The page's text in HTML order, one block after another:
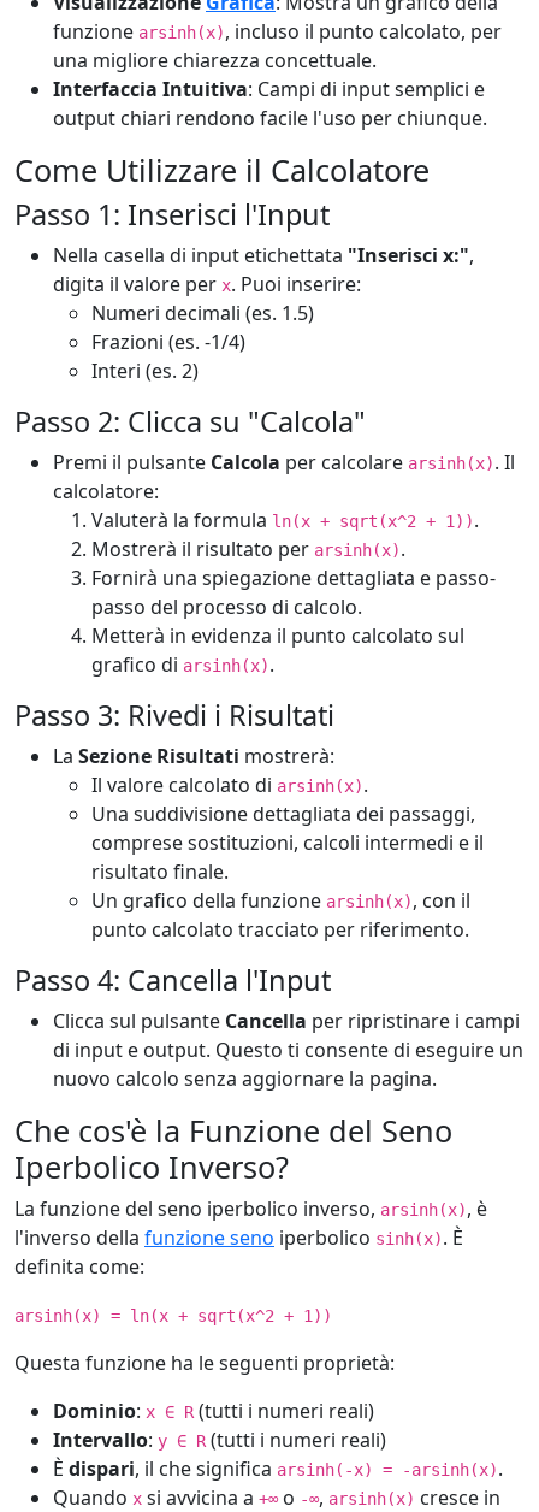
funzione arsinh(x), incluso il punto calcolato, per
una migliore chiarezza concettuale.
Interfaccia Intuitiva: Campi di input semplici e
output chiari rendono facile l'uso per chiunque.
Come Utilizzare il Calcolatore
Passo 1: Inserisci l'Input
Nella casella di input etichettata "Inserisci x:",
digita il valore per x. Puoi inserire:
Numeri decimali (es. 1.5)
Frazioni (es. -1/4)
Interi (es. 2)
Passo 2: Clicca su "Calcola"
Premi il pulsante Calcola per calcolare arsinh(x). Il
calcolatore:
Valuterà la formula ln(x + sqrt(x^2 + 1)).
Mostrerà il risultato per arsinh(x).
Fornirà una spiegazione dettagliata e passo-
passo del processo di calcolo.
Metterà in evidenza il punto calcolato sul
grafico di arsinh(x).
Passo 3: Rivedi i Risultati
La Sezione Risultati mostrerà:
Il valore calcolato di arsinh(x).
Una suddivisione dettagliata dei passaggi,
comprese sostituzioni, calcoli intermedi e il
risultato finale.
Un grafico della funzione arsinh(x), con il
punto calcolato tracciato per riferimento.
Passo 4: Cancella l'Input
Clicca sul pulsante Cancella per ripristinare i campi
di input e output. Questo ti consente di eseguire un
nuovo calcolo senza aggiornare la pagina.
Che cos'è la Funzione del Seno
Iperbolico Inverso?
La funzione del seno iperbolico inverso, arsinh(x), è
l'inverso della funzione seno iperbolico sinh(x). È
definita come:
arsinh(x) = ln(x + sqrt(x^2 + 1))
Questa funzione ha le seguenti proprietà:
Dominio: x ∈ R(tutti i numeri reali)
Intervallo: y ∈ R(tutti i numeri reali)
È dispari, il che significa arsinh(-x) = -arsinh(x).
Quando x si avvicina a +∞o -∞, arsinh(x) cresce in